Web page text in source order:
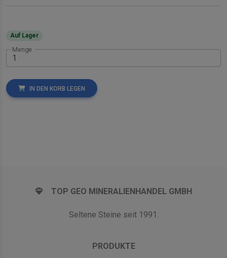
Auf Lager
Menge
IN DEN KORB LEGEN
TOP GEO MINERALIENHANDEL GMBH
Seltene Steine seit 1991.
PRODUKTE